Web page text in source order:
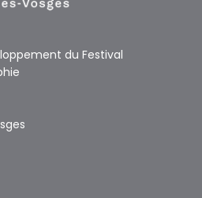
du Festival